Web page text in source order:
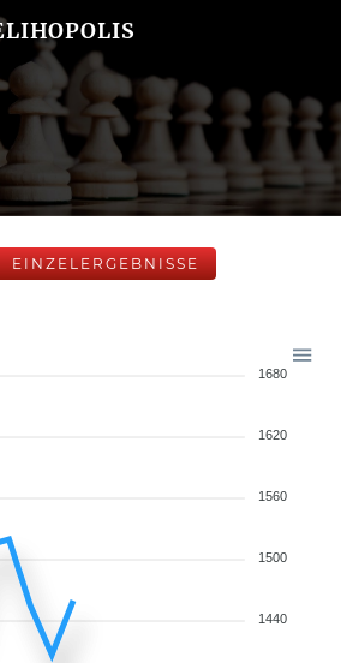
EINZELERGEBNISSE
1680
1620
1560
1500
1440